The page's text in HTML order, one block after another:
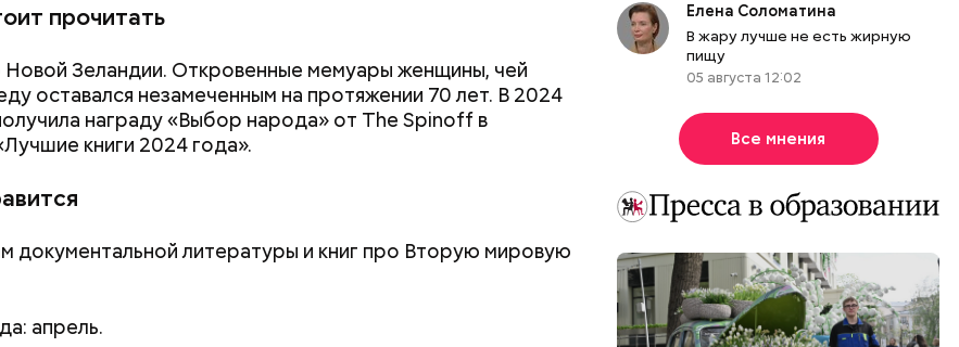
прочитать
Новой Зеландии. Откровенные мемуары женщины, чей
оставался незамеченным на протяжении 70 лет. В 2024
награду «Выбор народа» от The Spinoff в
книги 2024 года».
документальной литературы и книг про Вторую мировую
апрель.
Елена Соломатина
В жару лучше не есть жирную
пищу
05 августа 12:02
Все мнения